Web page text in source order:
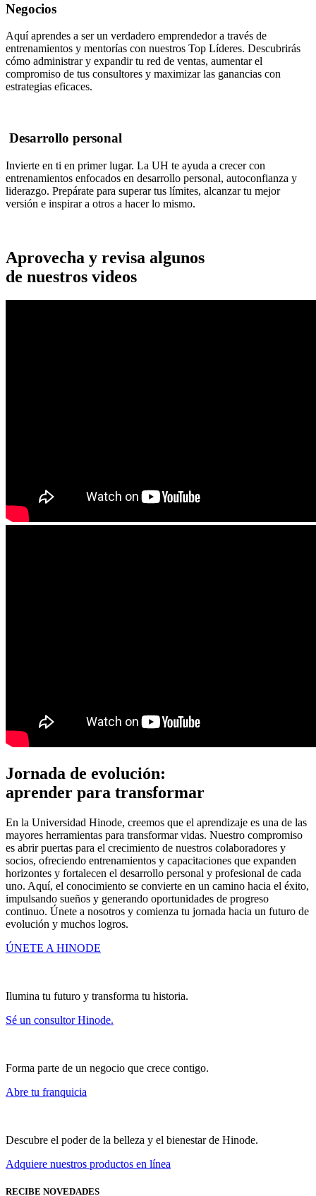
Negocios
Aquí aprendes a ser un verdadero emprendedor a través de
entrenamientos y mentorías con nuestros Top Líderes. Descubrirás
cómo administrar y expandir tu red de ventas, aumentar el
compromiso de tus consultores y maximizar las ganancias con
estrategias eficaces.
Desarrollo personal
Invierte en ti en primer lugar. La UH te ayuda a crecer con
entrenamientos enfocados en desarrollo personal, autoconfianza y
liderazgo. Prepárate para superar tus límites, alcanzar tu mejor
versión e inspirar a otros a hacer lo mismo.
Aprovecha y revisa algunos
de nuestros videos
Jornada de evolución:
aprender para transformar
En la Universidad Hinode, creemos que el aprendizaje es una de las
mayores herramientas para transformar vidas. Nuestro compromiso
es abrir puertas para el crecimiento de nuestros colaboradores y
socios, ofreciendo entrenamientos y capacitaciones que expanden
horizontes y fortalecen el desarrollo personal y profesional de cada
uno. Aquí, el conocimiento se convierte en un camino hacia el éxito,
impulsando sueños y generando oportunidades de progreso
continuo. Únete a nosotros y comienza tu jornada hacia un futuro de
evolución y muchos logros.
ÚNETE A HINODE
Ilumina tu futuro y transforma tu historia.
Sé un consultor Hinode.
Forma parte de un negocio que crece contigo.
Abre tu franquicia
Descubre el poder de la belleza y el bienestar de Hinode.
Adquiere nuestros productos en línea
RECIBE NOVEDADES